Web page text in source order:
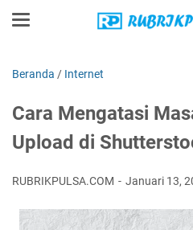
Beranda / Internet
Cara Mengatasi
Upload di
RUBRIKPULSA.COM Januari 13,